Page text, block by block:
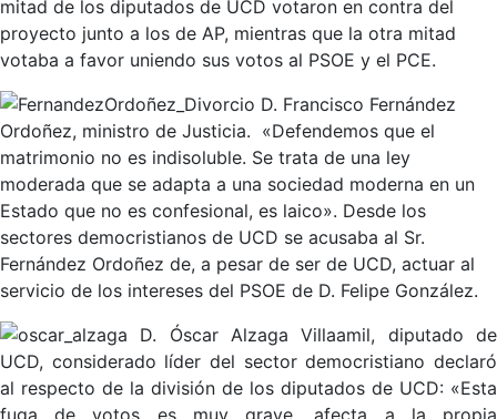
mitad de los diputados de UCD votaron en contra del
proyecto junto a los de AP, mientras que la otra mitad
votaba a favor uniendo sus votos al PSOE y el PCE.
D. Francisco Fernández
Ordoñez, ministro de Justicia. «Defendemos que el
matrimonio no es indisoluble. Se trata de una ley
moderada que se adapta a una sociedad moderna en un
Estado que no es confesional, es laico». Desde los
sectores democristianos de UCD se acusaba al Sr.
Fernández Ordoñez de, a pesar de ser de UCD, actuar al
servicio de los intereses del PSOE de D. Felipe González.
D. Óscar Alzaga Villaamil, diputado de
UCD, considerado líder del sector democristiano declaró
al respecto de la división de los diputados de UCD: «Esta
fuga de votos es muy grave, afecta a la propia